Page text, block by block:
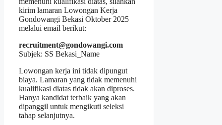
kirim lamaran Lowongan Kerja
Gondowangi Bekasi Oktober 2025
melalui email berikut:
recruitment@gondowangi.com
Subjek: SS Bekasi_Name
Lowongan kerja ini tidak dipungut
biaya. Lamaran yang tidak memenuhi
kualifikasi diatas tidak akan diproses.
Hanya kandidat terbaik yang akan
dipanggil untuk mengikuti seleksi
tahap selanjutnya.